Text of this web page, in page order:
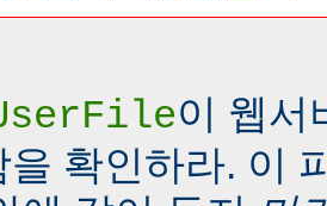
이 웹서
을 확인하라. 이